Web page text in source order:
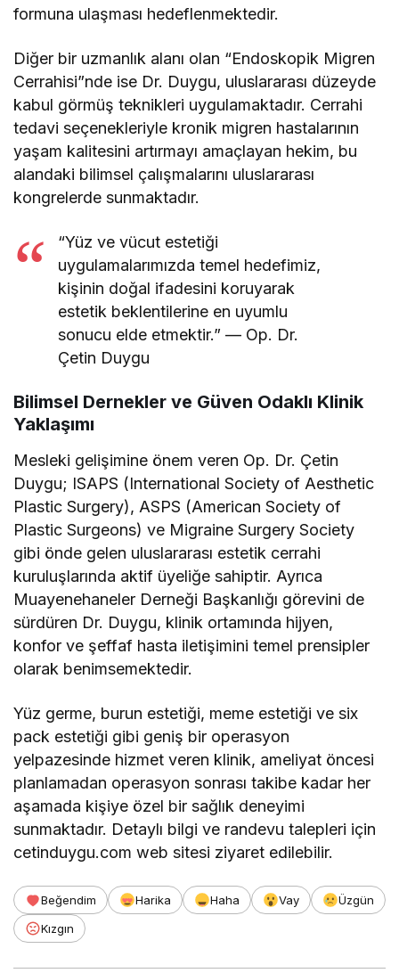
formuna ulaşması hedeflenmektedir.
Diğer bir uzmanlık alanı olan “Endoskopik Migren
Cerrahisi”nde ise Dr. Duygu, uluslararası düzeyde
kabul görmüş teknikleri uygulamaktadır. Cerrahi
tedavi seçenekleriyle kronik migren hastalarının
yaşam kalitesini artırmayı amaçlayan hekim, bu
alandaki bilimsel çalışmalarını uluslararası
kongrelerde sunmaktadır.
“Yüz ve vücut estetiği
uygulamalarımızda temel hedefimiz,
kişinin doğal ifadesini koruyarak
estetik beklentilerine en uyumlu
sonucu elde etmektir.” — Op. Dr.
Çetin Duygu
Bilimsel Dernekler ve Güven Odaklı Klinik
Yaklaşımı
Mesleki gelişimine önem veren Op. Dr. Çetin
Duygu; ISAPS (International Society of Aesthetic
Plastic Surgery), ASPS (American Society of
Plastic Surgeons) ve Migraine Surgery Society
gibi önde gelen uluslararası estetik cerrahi
kuruluşlarında aktif üyeliğe sahiptir. Ayrıca
Muayenehaneler Derneği Başkanlığı görevini de
sürdüren Dr. Duygu, klinik ortamında hijyen,
konfor ve şeffaf hasta iletişimini temel prensipler
olarak benimsemektedir.
Yüz germe, burun estetiği, meme estetiği ve six
pack estetiği gibi geniş bir operasyon
yelpazesinde hizmet veren klinik, ameliyat öncesi
planlamadan operasyon sonrası takibe kadar her
aşamada kişiye özel bir sağlık deneyimi
sunmaktadır. Detaylı bilgi ve randevu talepleri için
cetinduygu.com web sitesi ziyaret edilebilir.
Beğendim Harika Haha Vay
Üzgün
Kızgın